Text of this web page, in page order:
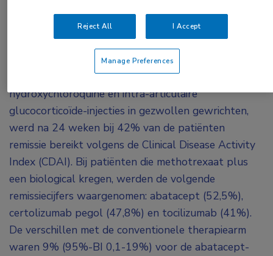
RA meteen met een biological te beginnen. Bij
patiënten die actieve conventionele therapie kregen,
namelijk methotrexaat plus orale prednisolon of
methotrexaat plus sulfasalazine,
hydroxychloroquine en intra-articulaire
glucocorticoïde-injecties in gezwollen gewrichten,
werd na 24 weken bij 42% van de patiënten
remissie bereikt volgens de Clinical Disease Activity
Index (CDAI). Bij patiënten die methotrexaat plus
een biological kregen, werden de volgende
remissiecijfers waargenomen: abatacept (52,5%),
certolizumab pegol (47,8%) en tocilizumab (41%).
De verschillen met de conventionele therapiearm
waren 9% (95%-BI 0,1-19%) voor de abatacept-
Reject All I Accept
Manage Preferences